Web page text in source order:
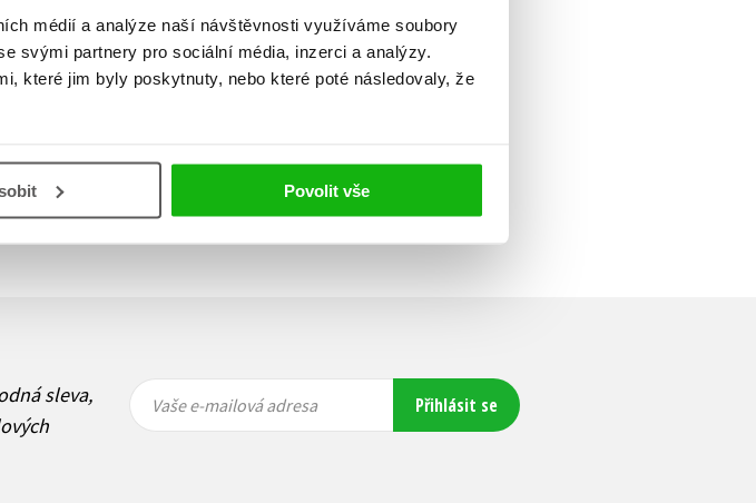
médií a analýze naší návštěvnosti využíváme soubory
svými partnery pro sociální média, inzerci a analýzy.
které jim byly poskytnuty, nebo které poté následovaly, že
Povolit vše
Zobraz záznamů
sleva,
Vaše e-
mailová
Vaše e-
mailová
Vaše e-mailová adresa Přihlásit se